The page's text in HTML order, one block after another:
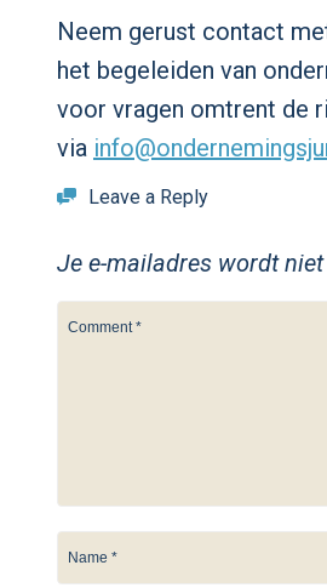
Neem gerust contact
het begeleiden van
voor vragen omtrent de
via
Leave a Reply
Je e-mailadres wordt